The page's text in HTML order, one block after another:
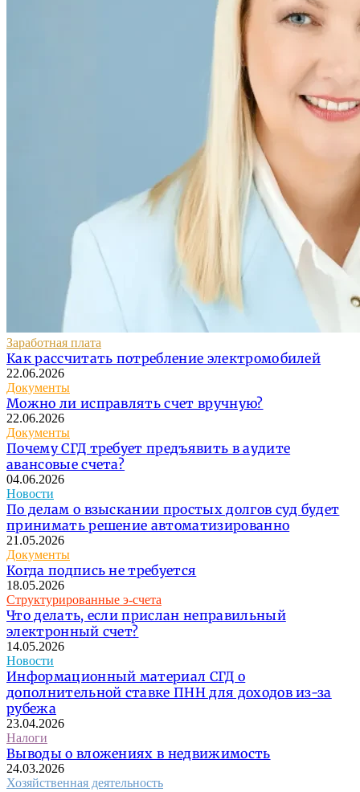
Заработная плата
Как рассчитать потребление электромобилей
22.06.2026
Документы
Можно ли исправлять счет вручную?
22.06.2026
Документы
Почему СГД требует предъявить в аудите
авансовые счета?
04.06.2026
Новости
По делам о взыскании простых долгов суд будет
принимать решение автоматизированно
21.05.2026
Документы
Когда подпись не требуется
18.05.2026
Структурированные э-счета
Что делать, если прислан неправильный
электронный счет?
14.05.2026
Новости
Информационный материал СГД о
дополнительной ставке ПНН для доходов из-за
рубежа
23.04.2026
Налоги
Выводы о вложениях в недвижимость
24.03.2026
Хозяйственная деятельность